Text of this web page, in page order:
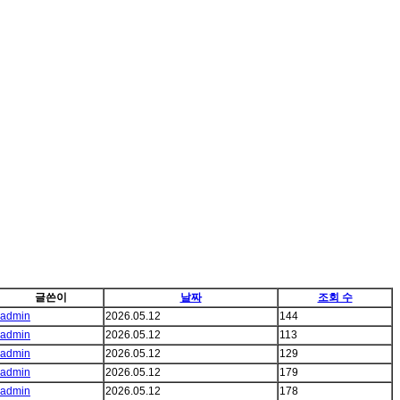
글쓴이 날짜
조회 수
admin
2026.05.12
144
admin
2026.05.12
113
admin
2026.05.12
129
admin
2026.05.12
179
admin
2026.05.12 178